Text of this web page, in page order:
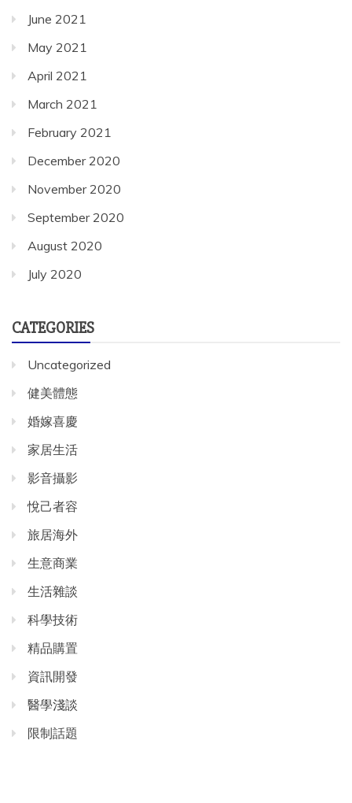
June 2021
May 2021
April 2021
March 2021
February 2021
December 2020
November 2020
September 2020
August 2020
July 2020
CATEGORIES
Uncategorized
健美體態
婚嫁喜慶
家居生活
影音攝影
悅己者容
旅居海外
生意商業
生活雜談
科學技術
精品購置
資訊開發
醫學淺談
限制話題